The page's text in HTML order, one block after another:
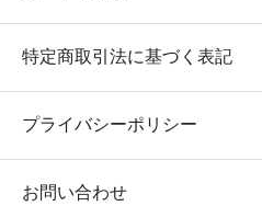
特定商取引法に基づく表記
プライバシーポリシー
お問い合わせ